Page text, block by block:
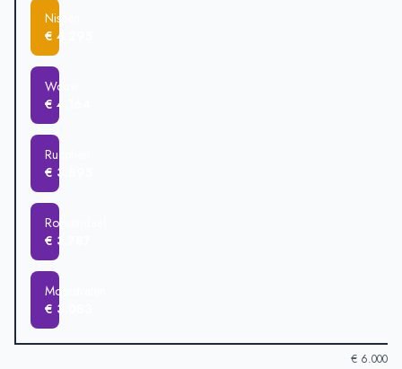
Nispen
€ 4.295
Wouw
€ 4.164
Rucphen
€ 3.895
Roosendaal
€ 3.787
Moerstraten
€ 3.083
€ 6.000